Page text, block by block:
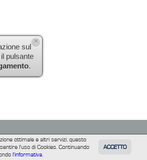
FILM
ottimale e altri servizi, questo
l'uso di Cookies. Continuando
l'informativa.
ACCETTO
sul
pulsante